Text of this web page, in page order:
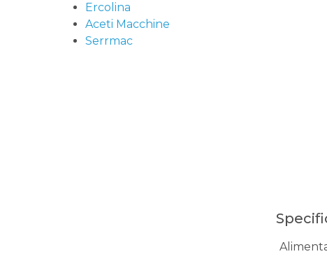
Ercolina
Aceti Macchine
Serrmac